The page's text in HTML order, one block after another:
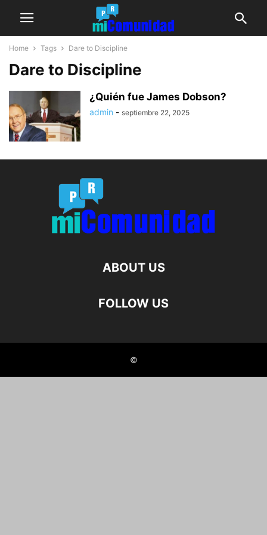
Home Tags Dare to Discipline
Dare to Discipline
¿Quién fue James Dobson?
admin - septiembre 22, 2025
ABOUT US
FOLLOW US
©